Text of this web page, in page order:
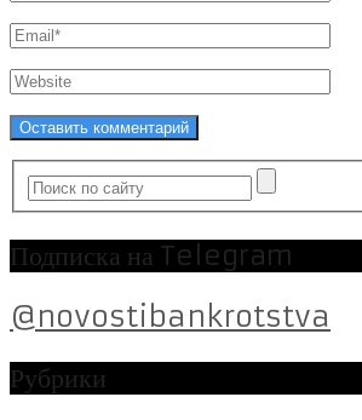
Подписка на Telegram
@novostibankrotstva
Рубрики